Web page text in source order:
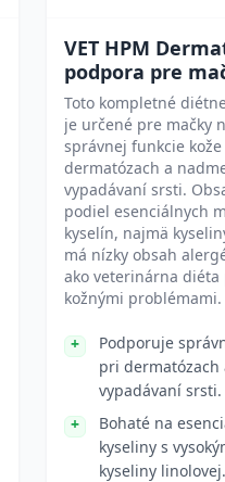
VET HPM
podpora pre
Toto kompletné
je určené pre mačky
správnej funkcie
dermatózach a
vypadávaní srsti.
podiel esenciálnych
kyselín, najmä
má nízky obsah
ako veterinárna diéta
kožnými problémami.
Podporuje
pri dermatózach
vypadávaní srsti.
Bohaté na
kyseliny s
kyseliny linolovej.